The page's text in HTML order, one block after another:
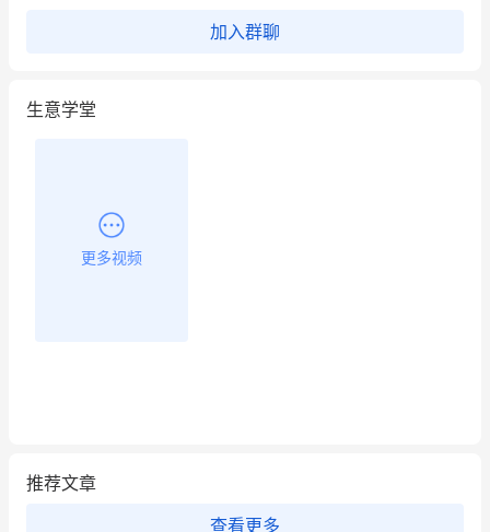
加入群聊
生意学堂
更多视频
推荐文章
查看更多